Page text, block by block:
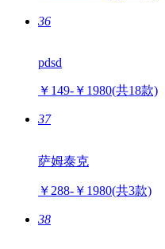
36
pdsd
￥149-￥1980(共18款)
37
萨姆泰克
￥288-￥1980(共3款)
38